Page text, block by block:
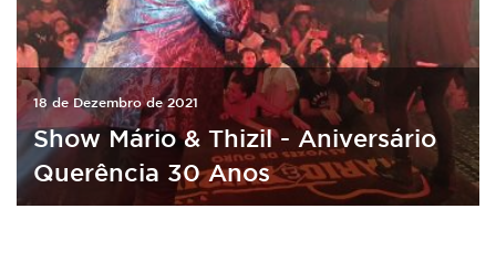
18 de Dezembro de 2021
Show Mário & Thizil - Aniversário
Querência 30 Anos